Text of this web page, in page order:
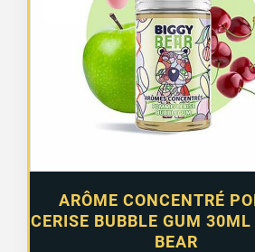
ARÔME CONCENTRÉ
CERISE BUBBLE GUM
BEAR